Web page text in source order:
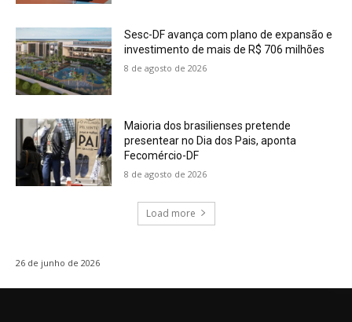
Sesc-DF avança com plano de expansão e
investimento de mais de R$ 706 milhões
8 de agosto de 2026
Maioria dos brasilienses pretende
presentear no Dia dos Pais, aponta
Fecomércio-DF
8 de agosto de 2026
Load more
26 de junho de 2026